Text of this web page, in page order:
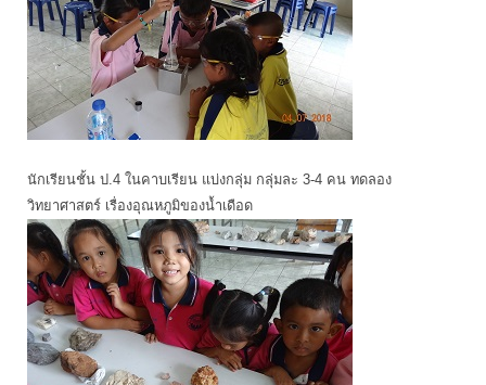
นักเรียนชั้น ป.4 ในคาบเรียน แบ่งกลุ่ม กลุ่มละ 3-4 คน ทดลอง
วิทยาศาสตร์ เรื่องอุณหภูมิของน้ำเดือด